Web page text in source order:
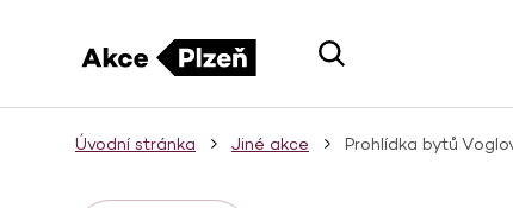
Úvodní stránka Jiné akce Prohlídka bytů